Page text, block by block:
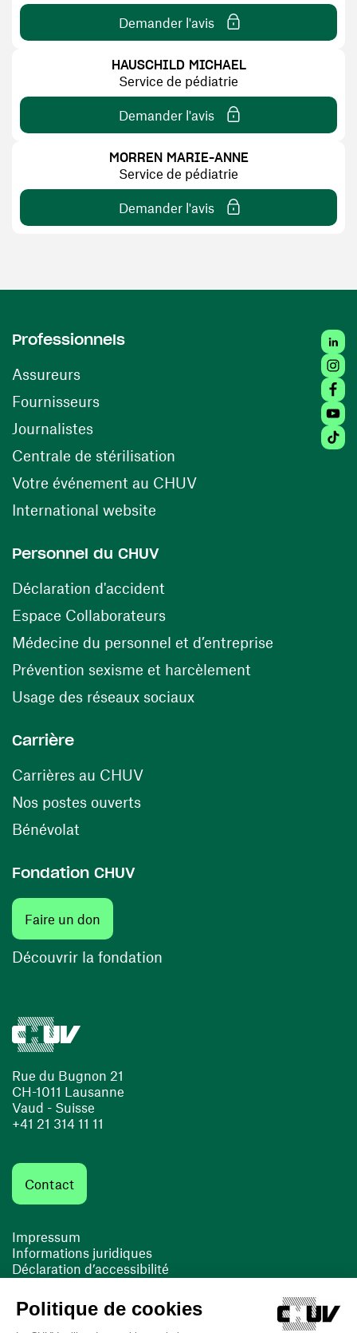
Demander l'avis
nouvelle fenêtre)
HAUSCHILD MICHAEL
Service de pédiatrie
Demander l'avis
nouvelle fenêtre)
MORREN MARIE-ANNE
Service de pédiatrie
Demander l'avis
nouvelle fenêtre)
Rue du Bugnon 21
CH-1011 Lausanne
Vaud - Suisse
+41 21 314 11 11
Contact
Impressum
Informations juridiques
Déclaration d’accessibilité
Cookies
Professionnels
Assureurs
Fournisseurs(ouvre une nouvelle fenêtre)
Journalistes
Centrale de stérilisation (ouvre une nouvelle
Votre événement au CHUV(ouvre une nouvelle
International website
Personnel du CHUV
Déclaration d'accident
Espace Collaborateurs(ouvre une nouvelle fenêtre)
Médecine du personnel et d’entreprise
Prévention sexisme et harcèlement
Usage des réseaux sociaux(ouvre une nouvelle
Carrière
Carrières au CHUV(ouvre une nouvelle fenêtre)
Nos postes ouverts(ouvre une nouvelle fenêtre)
Bénévolat
Fondation CHUV
Faire un don
Découvrir la fondation